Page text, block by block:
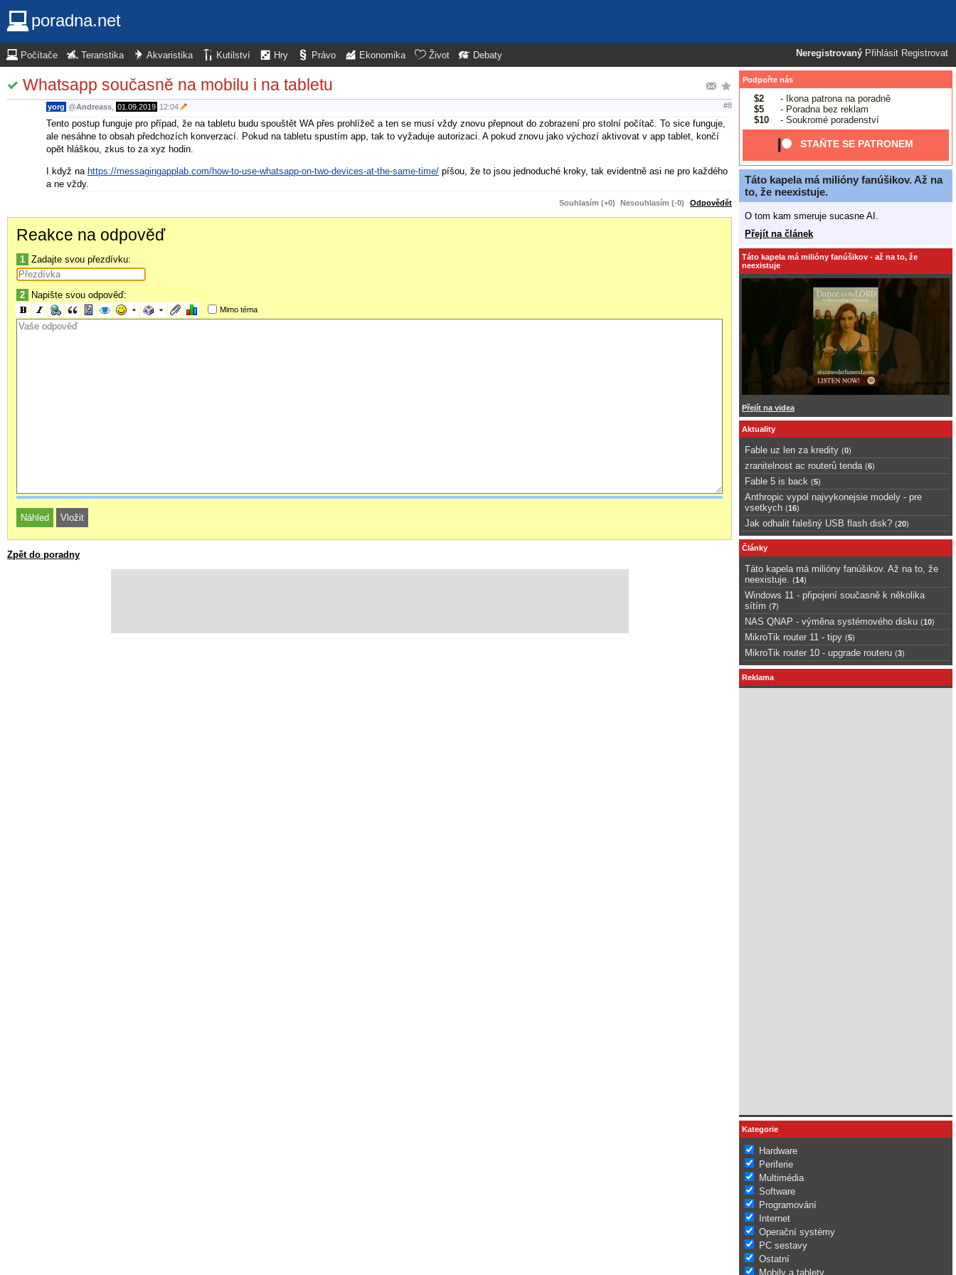
poradna.net
Neregistrovaný Přihlásit Registrovat
Počítače Teraristika Akvaristika Kutilství Hry Právo Ekonomika Život Debaty
Whatsapp současně na mobilu i na tabletu
yorg @Andreass 01.09.2019 12:04 #8
Tento postup funguje pro případ, že na tabletu budu spouštět WA přes prohlížeč a ten se musí vždy znovu přepnout do zobrazení pro stolní počítač. To sice funguje,
ale nesáhne to obsah předchozích konverzací. Pokud na tabletu spustím app, tak to vyžaduje autorizaci. A pokud znovu jako výchozí aktivovat v app tablet, končí
opět hláškou, zkus to za xyz hodin.
I když na https://messagingapplab.com/how-to-use-whatsapp-on-two-devices-at-the-same-time/ píšou, že to jsou jednoduché kroky, tak evidentně asi ne pro každého
a ne vždy.
Souhlasím (+0) Nesouhlasím (-0) Odpovědět
Reakce na odpověď
1 Zadajte svou přezdívku:
2 Napište svou odpověď:
Mimo téma
Zpět do poradny
Podpořte nás
$2
- Ikona patrona na poradně
$5
- Poradna bez reklam
$10
- Soukromé poradenství
STAŇTE SE PATRONEM
Táto kapela má milióny fanúšikov. Až na
to, že neexistuje.
O tom kam smeruje sucasne AI.
Přejít na článek
Táto kapela má milióny fanúšikov - až na to, že
neexistuje
Přejít na videa
Aktuality
Fable uz len za kredity (0)
zranitelnost ac routerů tenda (6)
Fable 5 is back (5)
Anthropic vypol najvykonejsie modely - pre
vsetkych (16)
Jak odhalit falešný USB flash disk? (20)
Články
Táto kapela má milióny fanúšikov. Až na to, že
neexistuje.
(14)
Windows 11 - připojení současně k několika
sítím (7)
NAS QNAP - výměna systémového disku (10)
MikroTik router 11 - tipy (5)
MikroTik router 10 - upgrade routeru (3)
Reklama
Kategorie
Hardware
Periferie
Multimédia
Software
Programování
Internet
Operační systémy
PC sestavy
Ostatní
Mobily a tablety